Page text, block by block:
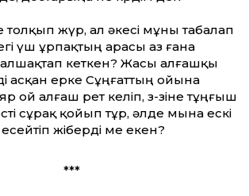
толқып жүр, ал әкесі мұны табалап
үш ұрпақтың арасы аз ғана
алшақтап кеткен? Жасы алғашқы
асқан ерке Сұңғаттың ойына
ой алғаш рет келіп, өз-өзіне тұңғыш
сұрақ қойып тұр, әлде мына ескі
жіберді ме екен?
***